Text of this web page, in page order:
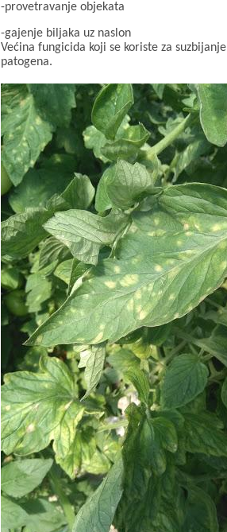
-provetravanje objekata
-gajenje biljaka uz naslon
Većina fungicida koji se koriste za
patogena.